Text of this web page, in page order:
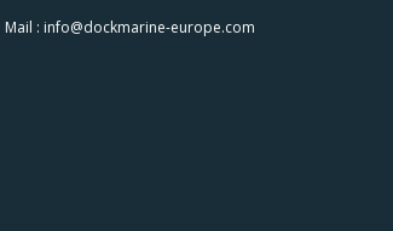
Mail : info@dockmarine-europe.com